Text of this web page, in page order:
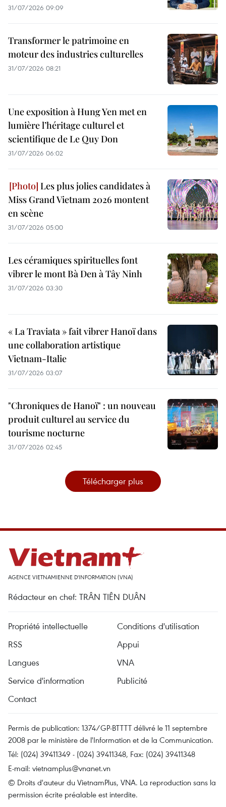
31/07/2026 09:09
Transformer le patrimoine en
moteur des industries culturelles
31/07/2026 08:21
Une exposition à Hung Yen met en
lumière l’héritage culturel et
scientifique de Le Quy Don
31/07/2026 06:02
Les plus jolies candidates à
Miss Grand Vietnam 2026 montent
en scène
31/07/2026 05:00
Les céramiques spirituelles font
vibrer le mont Bà Den à Tây Ninh
31/07/2026 03:30
« La Traviata » fait vibrer Hanoï dans
une collaboration artistique
Vietnam-Italie
31/07/2026 03:07
"Chroniques de Hanoï" : un nouveau
produit culturel au service du
tourisme nocturne
31/07/2026 02:45
Télécharger plus
AGENCE VIETNAMIENNE D'INFORMATION (VNA)
Rédacteur en chef: TRÂN TIÊN DUÂN
Propriété intellectuelle
Conditions d'utilisation
RSS
Appui
Langues
VNA
Service d'information
Publicité
Contact
Permis de publication: 1374/GP-BTTTT délivré le 11 septembre
2008 par le ministère de l'Information et de la Communication.
Tél: (024) 39411349 - (024) 39411348, Fax: (024) 39411348
E-mail: vietnamplus@vnanet.vn
© Droits d'auteur du VietnamPlus, VNA. La reproduction sans la
permission écrite préalable est interdite.